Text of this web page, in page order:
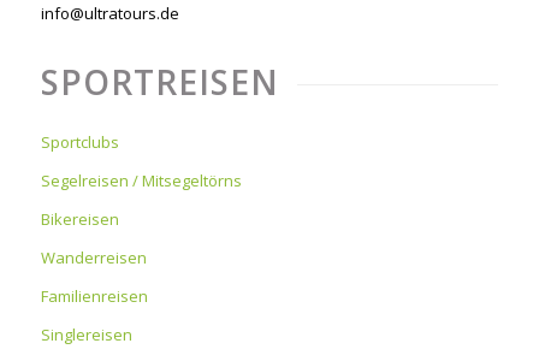
info@ultratours.de
SPORTREISEN
Sportclubs
Segelreisen / Mitsegeltörns
Bikereisen
Wanderreisen
Familienreisen
Singlereisen